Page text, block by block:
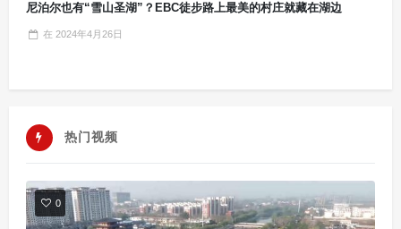
尼泊尔也有“雪山圣湖”？EBC徒步路上最美的村庄就藏在湖边
在 2024年4月26日
热门视频
0